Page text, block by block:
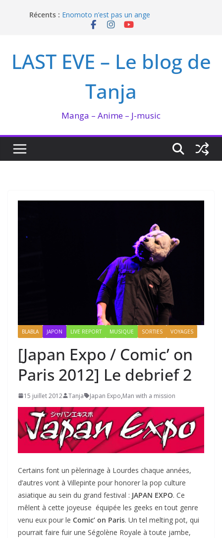
Récents : Enomoto n’est pas un ange
QUEEN BEE enflamme le Bataclan
I’m not in love de Zeniko Sumiya
LAST EVE – Le blog de
Tanja
Manga – Anime – J-music
BLABLA JAPON LIVE REPORT MUSIQUE SORTIES VOYAGES
[Japan Expo / Comic’ on
Paris 2012] Le debrief 2
15 juillet 2012 Tanja Japan Expo,Man with a mission
Certains font un pèlerinage à Lourdes chaque années,
d’autres vont à Villepinte pour honorer la pop culture
asiatique au sein du grand festival : JAPAN EXPO. Ce
mêlent à cette joyeuse équipée les geeks en tout genre
venu eux pour le Comic’ on Paris. Un tel melting pot, qui
pourrait faire fuir une Ségolène Royale à toute jambe,